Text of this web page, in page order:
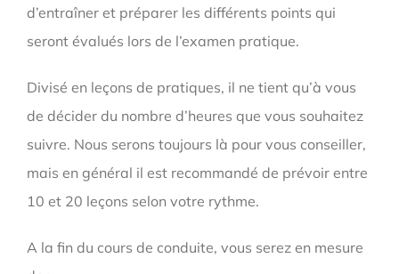
d’entraîner et préparer les différents points qui
seront évalués lors de l’examen pratique.
Divisé en leçons de pratiques, il ne tient qu’à vous
de décider du nombre d’heures que vous souhaitez
suivre. Nous serons toujours là pour vous conseiller,
mais en général il est recommandé de prévoir entre
10 et 20 leçons selon votre rythme.
A la fin du cours de conduite, vous serez en mesure